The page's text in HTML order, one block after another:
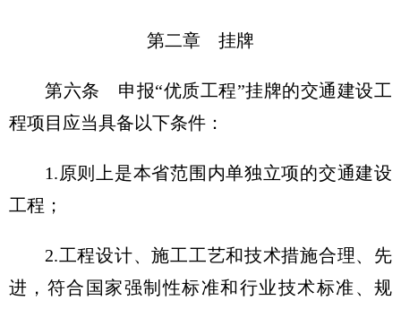
第二章 挂牌
第六条 申报“优质工程”挂牌的交通建设工
程项目应当具备以下条件：
1.原则上是本省范围内单独立项的交通建设
工程；
2.工程设计、施工工艺和技术措施合理、先
进，符合国家强制性标准和行业技术标准、规